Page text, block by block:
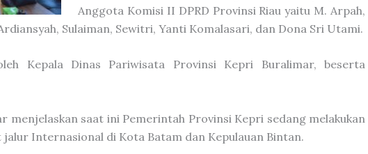
Anggota Komisi II DPRD Provinsi Riau yaitu M. Arpah,
Sulaiman, Sewitri, Yanti Komalasari, dan Dona Sri Utami.
Kepala Dinas Pariwisata Provinsi Kepri Buralimar, beserta
menjelaskan saat ini Pemerintah Provinsi Kepri sedang melakukan
Internasional di Kota Batam dan Kepulauan Bintan.